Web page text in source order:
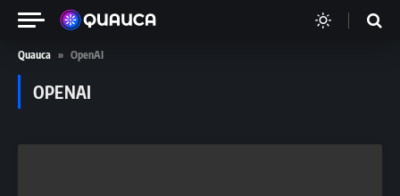
Quauca » OpenAI
OPENAI